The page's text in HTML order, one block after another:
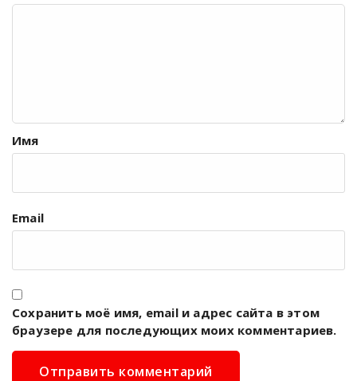
Имя
Email
Сохранить моё имя, email и адрес сайта в этом
браузере для последующих моих комментариев.